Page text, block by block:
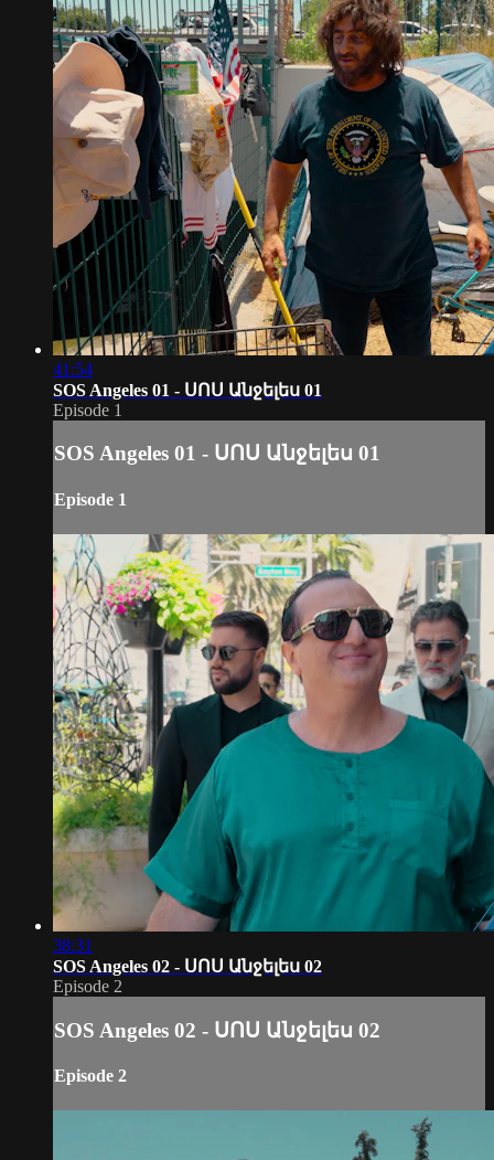
41:54
SOS Angeles 01 - ՍՈՍ Անջելես 01
Episode 1
SOS Angeles 01 - ՍՈՍ Անջելես 01
Episode 1
38:31
SOS Angeles 02 - ՍՈՍ Անջելես 02
Episode 2
SOS Angeles 02 - ՍՈՍ Անջելես 02
Episode 2